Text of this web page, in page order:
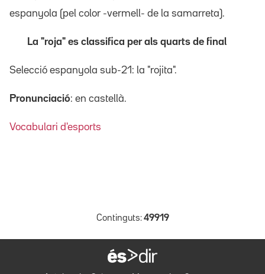
espanyola (pel color -vermell- de la samarreta).
La "roja" es classifica perals quarts de final
Selecció espanyola sub-21: la "rojita".
Pronunciació: en castellà.
Vocabulari d'esports
Continguts: 49919